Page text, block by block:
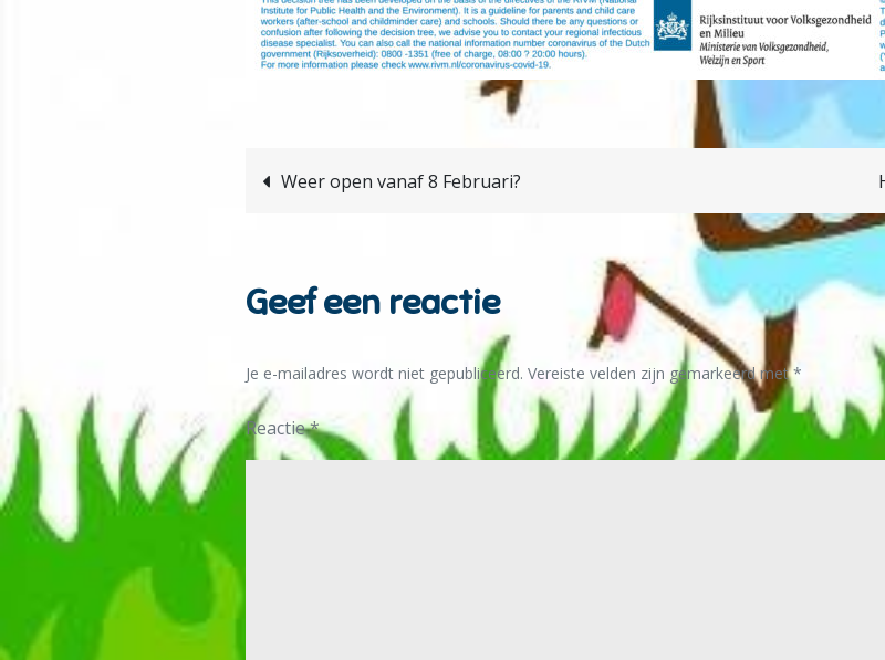
Bericht
Weer open vanaf 8 Februari?
Geef een reactie
Je e-mailadres wordt niet gepubliceerd. Vereiste velden zijn gemarkeerd met*
Reactie*